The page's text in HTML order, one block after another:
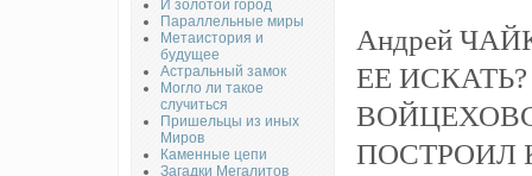
И золотой город
Параллельные миры
Метаистория и
будущее
Астральный замок
Могло ли такое
случиться
Пришельцы из иных
Миров
Каменные цепи
Загадки Мегалитов
Андрей
ЕЕ ИСКАТЬ?
ПОСТРОИЛ